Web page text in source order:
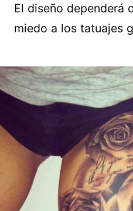
El diseño dependerá
miedo a los tatuajes